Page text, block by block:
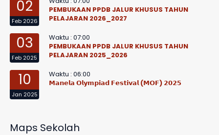
02
Feb 2026
PEMBUKAAN PPDB JALUR KHUSUS TAHUN
PELAJARAN 2026_2027
03
Feb 2025
Waktu : 07:00
PEMBUKAAN PPDB JALUR KHUSUS TAHUN
PELAJARAN 2025_2026
10
Jan 2025
Waktu : 06:00
𝗠𝗮𝗻𝗲𝗹𝗮 𝗢𝗹𝘆𝗺𝗽𝗶𝗮𝗱 𝗙𝗲𝘀𝘁𝗶𝘃𝗮𝗹 (𝗠𝗢𝗙) 𝟮𝟬𝟮𝟱
Maps Sekolah